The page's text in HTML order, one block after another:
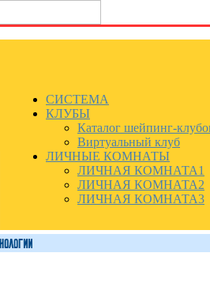
СИСТЕМА
КЛУБЫ
Каталог шейпинг-
Виртуальный клуб
ЛИЧНЫЕ КОМНАТЫ
ЛИЧНАЯ КОМНАТА1
ЛИЧНАЯ КОМНАТА2
ЛИЧНАЯ КОМНАТА3